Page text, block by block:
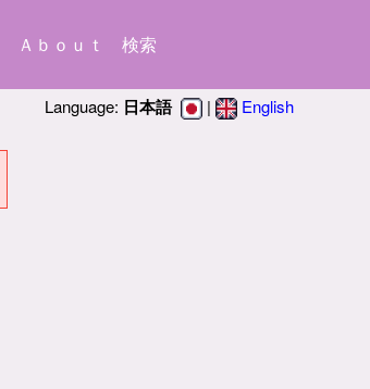
Ａｂｏｕｔ 検索
Language: 日本語 | English